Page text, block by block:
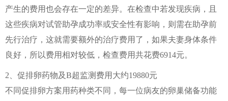
产生的费用也会存在一定的差异。在检查中若发现疾病，且
这些疾病对试管助孕成功率或安全性有影响，则需在助孕前
先行治疗，这就需要额外的治疗费用了，如果夫妻身体条件
良好，所以费用相对较低，检查费用共花费6914元。
2、促排卵药物及B超监测费用大约19880元
不同促排卵方案用药种类不同，每一位病友的卵巢储备功能